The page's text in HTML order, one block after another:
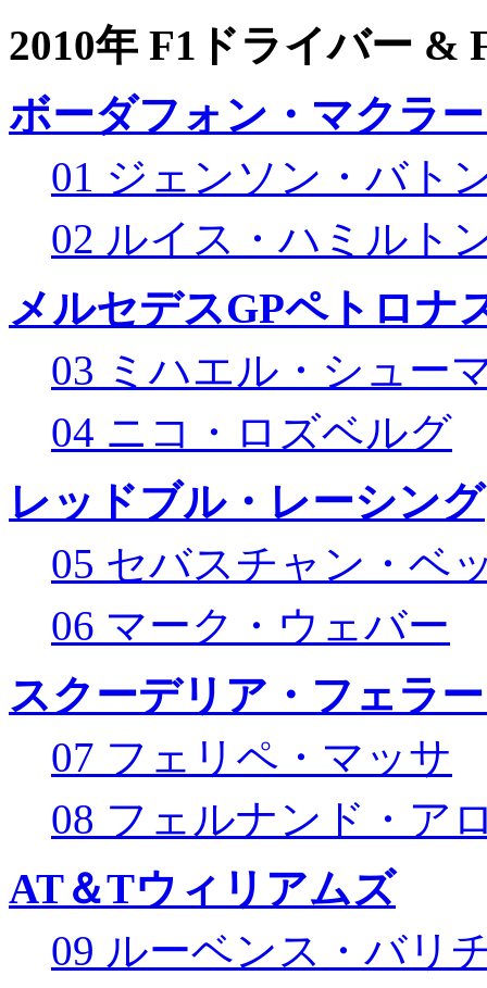
2010年 F1ドライバー &
ボーダフォン・マクラ
01 ジェンソン・バト
02 ルイス・ハミルト
メルセデスGPペトロナ
03 ミハエル・シュー
04 ニコ・ロズベルグ
レッドブル・レーシング
05 セバスチャン・ベ
06 マーク・ウェバー
スクーデリア・フェラ
07 フェリペ・マッサ
08 フェルナンド・ア
AT＆Tウィリアムズ
09 ルーベンス・バリ